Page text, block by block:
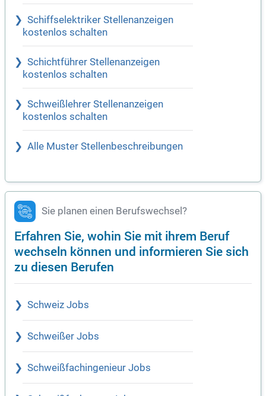
Schiffselektriker Stellenanzeigen
kostenlos schalten
Schichtführer Stellenanzeigen
kostenlos schalten
Schweißlehrer Stellenanzeigen
kostenlos schalten
Alle Muster Stellenbeschreibungen
Sie planen einen Berufswechsel?
Erfahren Sie, wohin Sie mit ihrem Beruf
wechseln können und informieren Sie sich
zu diesen Berufen
Schweiz Jobs
Schweißer Jobs
Schweißfachingenieur Jobs